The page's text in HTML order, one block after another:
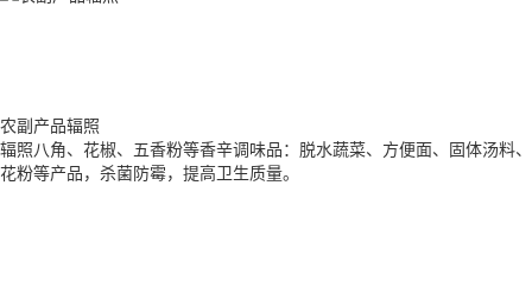
农副产品辐照
辐照八角、花椒、五香粉等香辛调味品：脱水蔬菜、方便面、固体汤料、
花粉等产品，杀菌防霉，提高卫生质量。